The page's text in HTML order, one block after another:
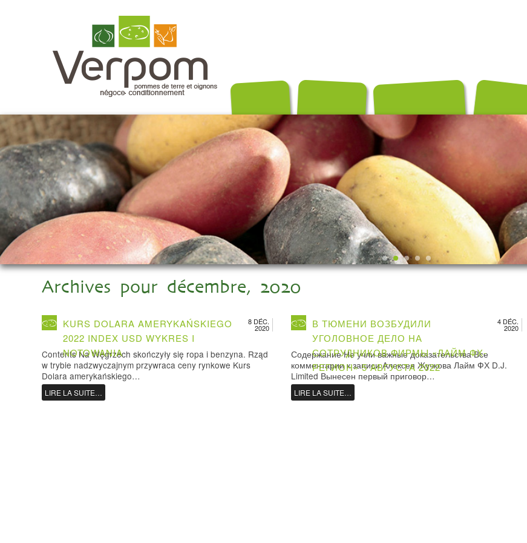
Nos variétésConditionnements Exportation Producteurs Recettes Contact
Archives pour décembre, 2020
8 DÉC.
2020
KURS DOLARA AMERYKAŃSKIEGO
2022 INDEX USD WYKRES I
NOTOWANIA
Contents Na Węgrzech skończyły się ropa i benzyna. Rząd
w trybie nadzwyczajnym przywraca ceny rynkowe Kurs
Dolara amerykańskiego…
LIRE LA SUITE…
4 DÉC.
2020
В ТЮМЕНИ ВОЗБУДИЛИ
УГОЛОВНОЕ ДЕЛО НА
СОТРУДНИКОВ ФИРМЫ «ЛАЙМ ФХ-
РЕГИОН» 5 АВГУСТА 2022
Содержание Не учли важные доказательства Все
комментарии к записи Алексея Жучкова Лайм ФХ D.J.
Limited Вынесен первый приговор…
LIRE LA SUITE…